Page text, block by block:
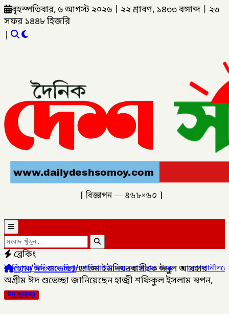
বৃহস্পতিবার, ৬ আগস্ট ২০২৬ ২২ শ্রাবণ, ১৪৩৩ বঙ্গাব্দ
২৩
সফর ১৪৪৮ হিজরি
|
[ বিজ্ঞাপন — ৪৬৮×৬০ ]
ব্রেকিং
বিপুল পরিমাণ মাদকদ্রব্য উদ্ধার করে✦কোম্পানীগঞ্জে জুলাই
হোম/ঈদ শুভেচ্ছা/ডাংঙ্গা ইউনিয়নবাসীকে ঈদুল আযহার
অগ্ৰীম ঈদ শুভেচ্ছা জানিয়েছেন হাজ্বী শফিকুল ইসলাম স্বপন,
ঈদ শুভেচ্ছা